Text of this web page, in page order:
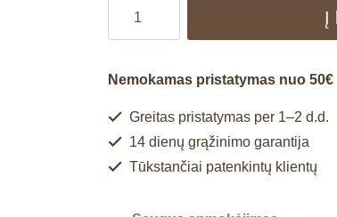
Į
Nemokamas pristatymas nuo 50€
Greitas pristatymas per 1–2 d.d.
14 dienų grąžinimo garantija
Tūkstančiai patenkintų klientų